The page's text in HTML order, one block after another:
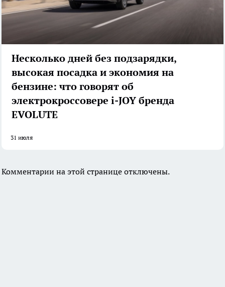
Несколько дней без подзарядки,
высокая посадка и экономия на
бензине: что говорят об
электрокроссовере i-JOY бренда
EVOLUTE
31 июля
Комментарии на этой странице отключены.